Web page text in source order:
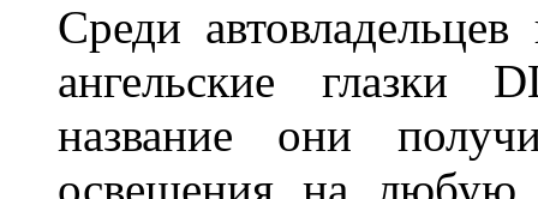
Среди
ангельские глазки
название они